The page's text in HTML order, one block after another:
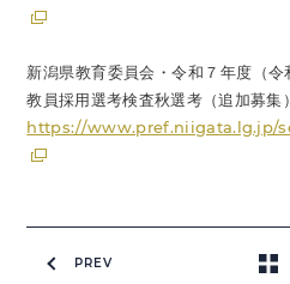
新潟県教育委員会・令和７年度（
教員採用選考検査秋選考（追加募集
https://www.pref.niigata.lg.jp/
PREV